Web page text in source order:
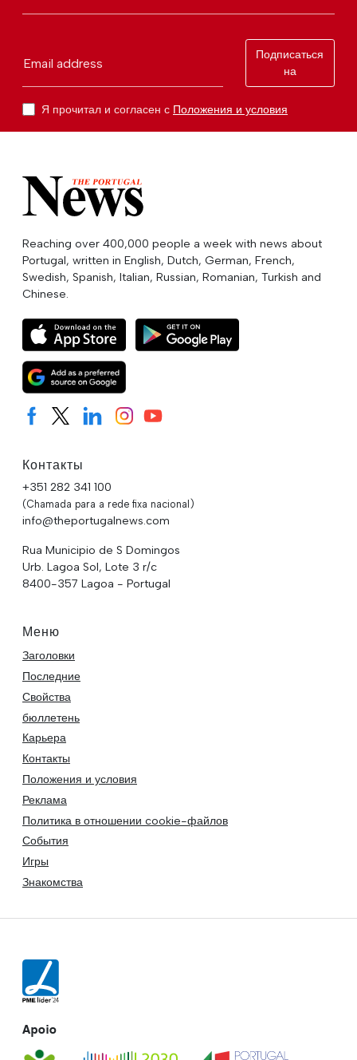
Email address
Подписаться
на
Я прочитал и согласен с Положения и условия
Reaching over 400,000 people a week with news about
Portugal, written in English, Dutch, German, French,
Swedish, Spanish, Italian, Russian, Romanian, Turkish and
Chinese.
Контакты
+351 282 341 100
(Chamada para a rede fixa nacional)
info@theportugalnews.com
Rua Municipio de S Domingos
Urb. Lagoa Sol, Lote 3 r/c
8400-357 Lagoa - Portugal
Меню
Заголовки
Последние
Свойства
бюллетень
Карьера
Контакты
Положения и условия
Реклама
Политика в отношении cookie-файлов
События
Игры
Знакомства
Apoio